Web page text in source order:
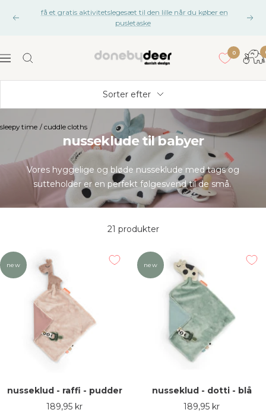
Tidligere
få et gratis aktivitetslegesæt til den lille når du køber en
pusletaske
Navigation
Done
0
Sorter efter
sleepy time / cuddle cloths
nusseklude til babyer
Vores hyggelige og bløde nusseklude med tags og
sutteholder er en perfekt følgesvend til de små.
21 produkter
new
nusseklud - raffi - pudder
Udsalgspris
189,95 kr
new
nusseklud - dotti - blå
Udsalgspris
189,95 kr